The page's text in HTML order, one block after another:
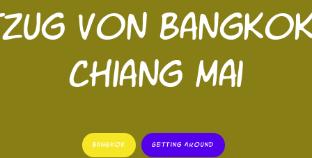
von
Chiang Mai
Bangkok Getting Around